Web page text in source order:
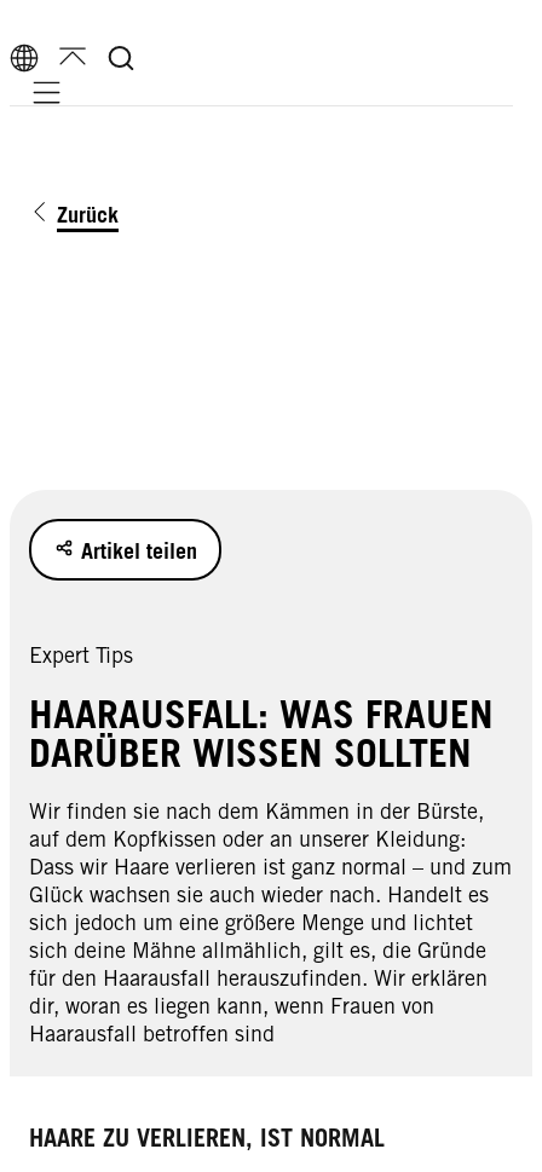
Mobile navigation
Zurück
Artikel teilen
Expert Tips
HAARAUSFALL: WAS FRAUEN
DARÜBER WISSEN SOLLTEN
Wir finden sie nach dem Kämmen in der Bürste,
auf dem Kopfkissen oder an unserer Kleidung:
Dass wir Haare verlieren ist ganz normal – und zum
Glück wachsen sie auch wieder nach. Handelt es
sich jedoch um eine größere Menge und lichtet
sich deine Mähne allmählich, gilt es, die Gründe
für den Haarausfall herauszufinden. Wir erklären
dir, woran es liegen kann, wenn Frauen von
Haarausfall betroffen sind
HAARE ZU VERLIEREN, IST NORMAL